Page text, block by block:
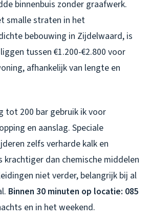
binnenbuis zonder graafwerk.
smalle straten in het
bebouwing in Zijdelwaard, is
tussen €1.200-€2.800 voor
afhankelijk van lengte en
tot 200 bar gebruik ik voor
en aanslag. Speciale
zelfs verharde kalk en
dan chemische middelen
niet verder, belangrijk bij al
Binnen 30 minuten op locatie: 085
en in het weekend.